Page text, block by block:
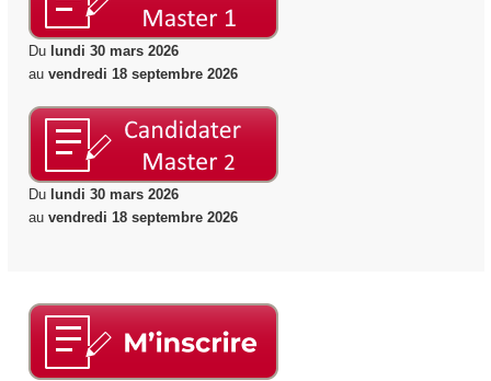
Du lundi 30 mars 2026
au vendredi 18 septembre 2026
Du lundi 30 mars 2026
au vendredi 18 septembre 2026